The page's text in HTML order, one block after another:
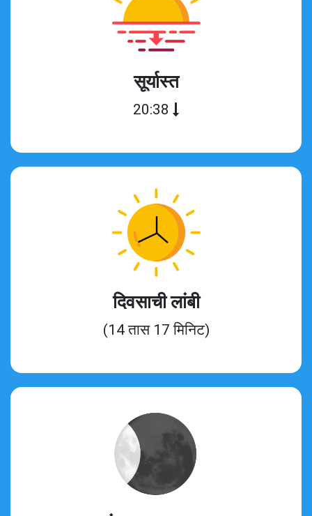
सूर्यास्त
20:38
दिवसाची लांबी
(14 तास 17 मिनिट)